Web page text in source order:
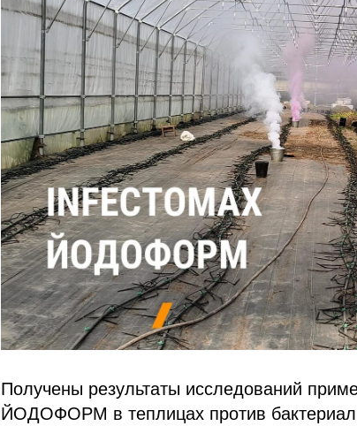
Получены результаты исследований
ЙОДОФОРМ в теплицах против